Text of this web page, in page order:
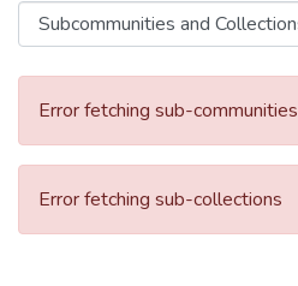
Error fetching sub-communities
Error fetching sub-collections